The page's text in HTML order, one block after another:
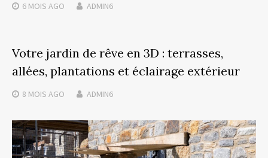
6 MOIS AGO ADMIN6
Votre jardin de rêve en 3D : terrasses,
allées, plantations et éclairage extérieur
8 MOIS AGO ADMIN6